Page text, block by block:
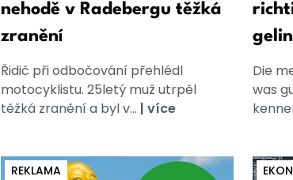
nehodě v Radebergu těžká
zranění
Řidič při odbočování přehlédl
motocyklistu. 25letý muž utrpěl
těžká zranění a byl v... | více
Die
was
REKLAMA